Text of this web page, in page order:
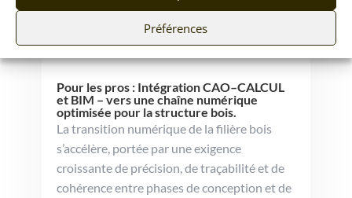
Préférences
Pour les pros : Intégration CAO–CALCUL
et BIM – vers une chaîne numérique
optimisée pour la structure bois.
La transition numérique de la filière bois
s’accélère, portée par une exigence
croissante de précision, de traçabilité et de
cohérence entre phases de conception et de